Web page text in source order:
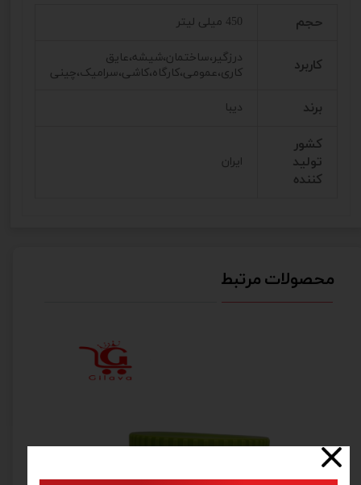
حجم 450 میلی لیتر
کاربرد
درزگیر،ساختمان،شیشه،عایق
کاری،عمومی،کارگاه،کاشی،سرامیک،چینی
برند دیبا
کشور
تولید
کننده
ایران
محصولات مرتبط